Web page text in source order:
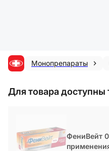
Монопрепараты
Для товара доступны
ФениВейт